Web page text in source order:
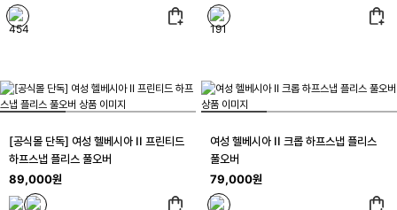
[공식몰 단독] 여성 헬베시아 II 프린티드
하프스냅 플리스 풀오버
89,000원
여성 헬베시아 II 크롭 하프스냅 플리스
풀오버
79,000원